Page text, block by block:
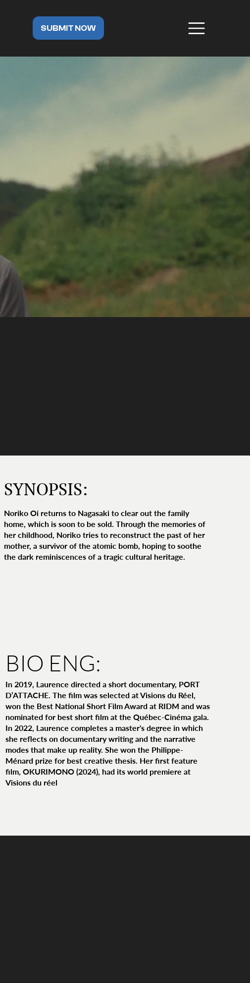
SUBMIT NOW
SYNOPSIS:
Noriko Oi returns to Nagasaki to clear out the family
home, which is soon to be sold. Through the memories of
her childhood, Noriko tries to reconstruct the past of her
mother, a survivor of the atomic bomb, hoping to soothe
the dark reminiscences of a tragic cultural heritage.
BIO ENG:
In 2019, Laurence directed a short documentary, PORT
D’ATTACHE. The film was selected at Visions du Réel,
won the Best National Short Film Award at RIDM and was
nominated for best short film at the Québec-Cinéma gala.
In 2022, Laurence completes a master's degree in which
she reflects on documentary writing and the narrative
modes that make up reality. She won the Philippe-
Ménard prize for best creative thesis. Her first feature
film, OKURIMONO (2024), had its world premiere at
Visions du réel